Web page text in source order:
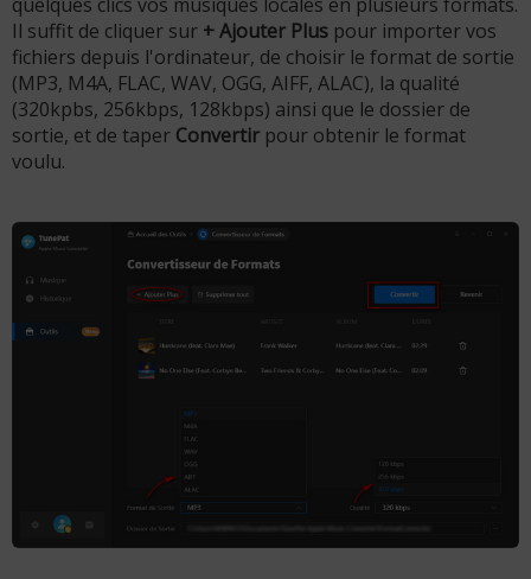
Il suffit de cliquer sur + Ajouter Plus pour importer vos
fichiers depuis l'ordinateur, de choisir le format de sortie
(MP3, M4A, FLAC, WAV, OGG, AIFF, ALAC), la qualité
(320kpbs, 256kbps, 128kbps) ainsi que le dossier de
sortie, et de taper Convertir pour obtenir le format
voulu.